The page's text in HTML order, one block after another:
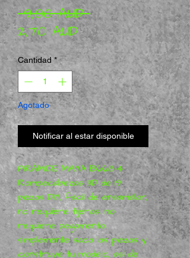
9,00 AUD Precio
2,70 AUDPrecio de oferta
Cantidad *
Agotado
Notificar al estar disponible
PIRÁMIDE MAYA B668-4
Rompecabezas 3D de 19
piezas DIY, fácil de ensamblar,
no requiere tijeras, no
requiere pegamento,
simplemente saca las piezas y
construye tu modelo, así de